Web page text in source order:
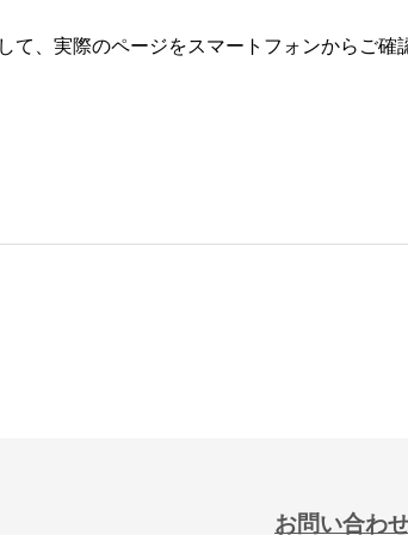
、実際のページをスマートフォンからご確
お問い合わ